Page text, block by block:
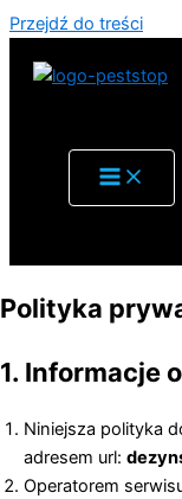
Przejdź do treści
Polityka
1. Informacje
Niniejsza polityka
adresem url:
Operatorem